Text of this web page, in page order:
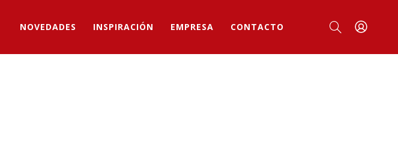
NOVEDADES INSPIRACIÓN EMPRESA CONTACTO